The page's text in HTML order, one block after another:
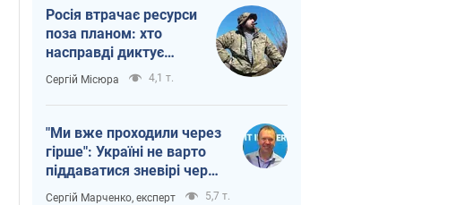
Росія втрачає ресурси
поза планом: хто
насправді диктує
темп війни
Сергій Місюра 4,1 т.
"Ми вже проходили через
гірше": Україні не варто
піддаватися зневірі через
ракетний терор
Сергій Марченко, експерт 5,7 т.